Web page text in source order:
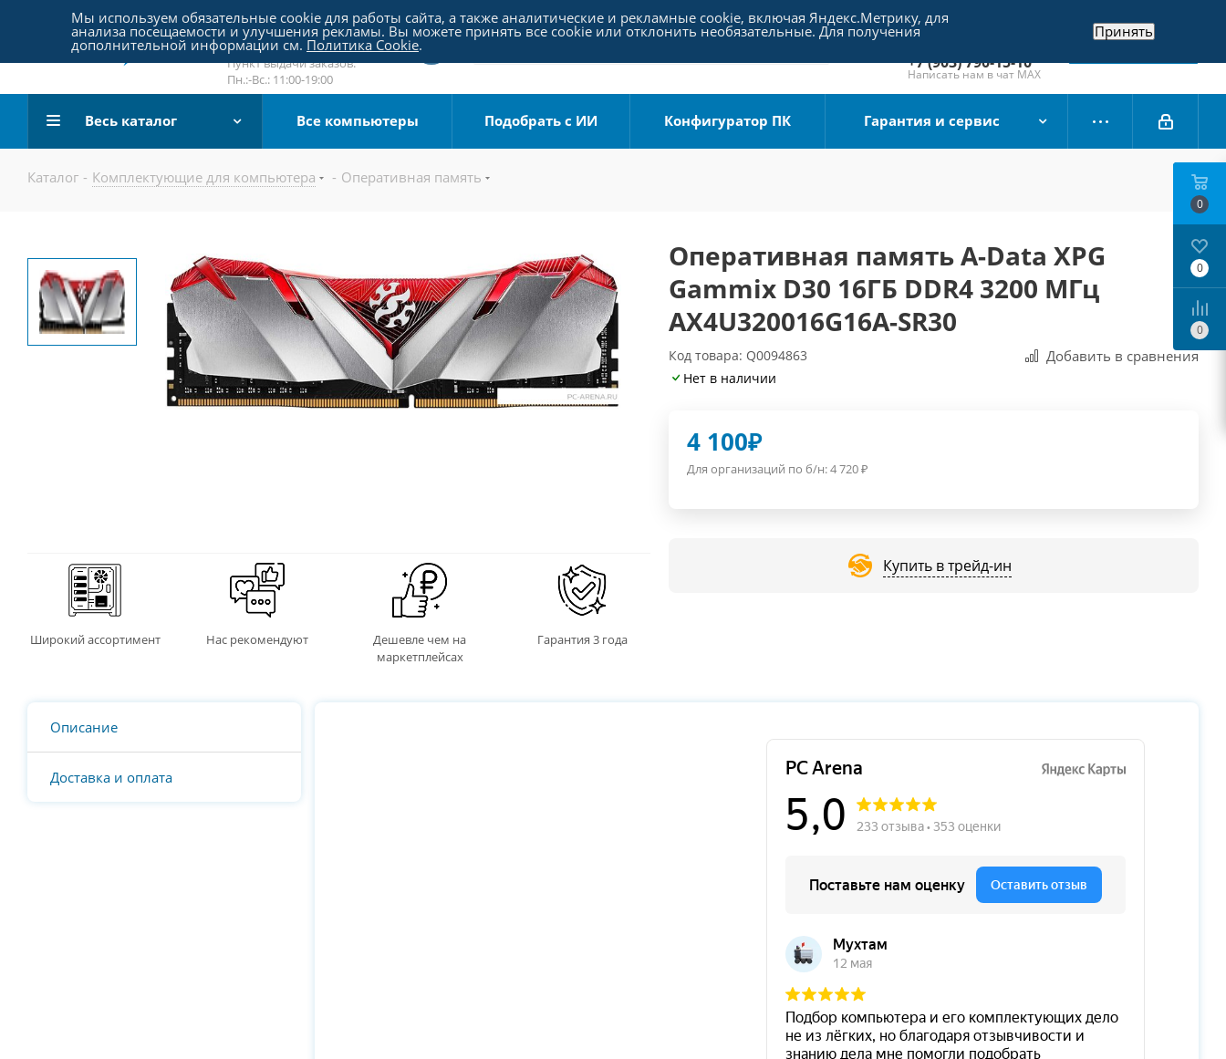
Пятницкое шоссе 18, пав. 267
email:sale@pc-arena.ru
Пн.:-Вс.: 10:00-20:00
Пункт выдачи заказов:
Пн.:-Вс.: 11:00-19:00
+7 (495) 790-15-10
Отдел продаж
+7 (903) 790-15-10
Написать нам в чат MAX
Заказать звонок
Весь каталог Все компьютеры Подобрать с ИИ Конфигуратор ПК Гарантия и сервис
Каталог - Комплектующие для компьютера - Оперативная память
Широкий ассортимент Нас рекомендуют
Дешевле чем на
маркетплейсах
Гарантия 3 года
Оперативная память A-Data XPG
Gammix D30 16ГБ DDR4 3200 МГц
AX4U320016G16A-SR30
Код товара: Q0094863 Добавить в сравнения
Нет в наличии
4 100₽
Для организаций по б/н:4 720₽
Купить в трейд-ин
Описание
Доставка и оплата
0
0
0
Мы используем обязательные cookie для работы сайта, а также аналитические и рекламные cookie, включая Яндекс.Метрику, для
анализа посещаемости и улучшения рекламы. Вы можете принять все cookie или отклонить необязательные. Для получения
дополнительной информации см. Политика Cookie.
Принять